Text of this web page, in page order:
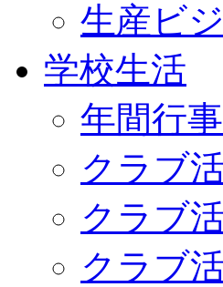
生産ビ
学校生活
年間行
クラブ
クラブ
クラブ